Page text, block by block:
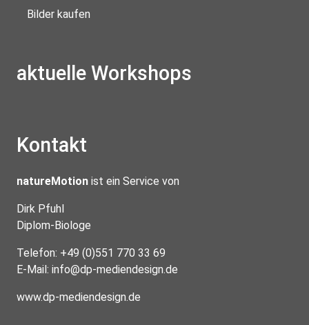
Bilder kaufen
aktuelle Workshops
Kontakt
natureMotion ist ein Service von
Dirk Pfuhl
Diplom-Biologe
Telefon: +49 (0)551 770 33 69
E-Mail: info@dp-mediendesign.de
www.dp-mediendesign.de